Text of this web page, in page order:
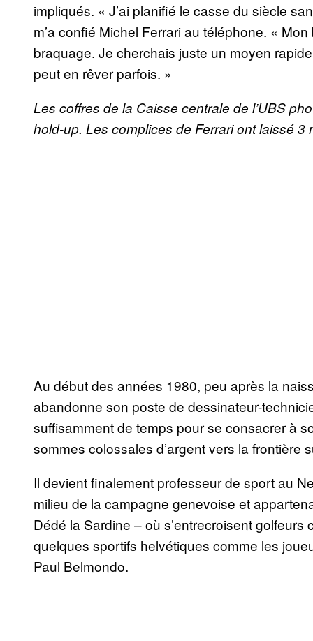
impliqués. « J’ai planifié le casse du siècle
m’a confié Michel Ferrari au téléphone. «
braquage. Je cherchais juste un moyen
peut en rêver parfois. »
Les coffres de la Caisse centrale de l’UBS
hold-up. Les complices de Ferrari ont laissé
Au début des années 1980, peu après la
abandonne son poste de dessinateur-
suffisamment de temps pour se consacrer à
sommes colossales d’argent vers la frontière
Il devient finalement professeur de sport au
milieu de la campagne genevoise et
Dédé la Sardine – où s’entrecroisent
quelques sportifs helvétiques comme les
Paul Belmondo.